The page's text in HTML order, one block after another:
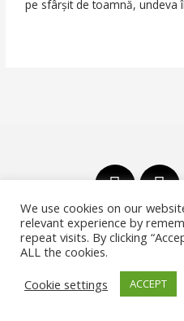
pe sfârşit de toamnă, undeva
Copyright © 2026
Bogdan
We use cookies on our
relevant experience by
repeat visits. By clicking
ALL the cookies.
Cookie settings
ACCEPT